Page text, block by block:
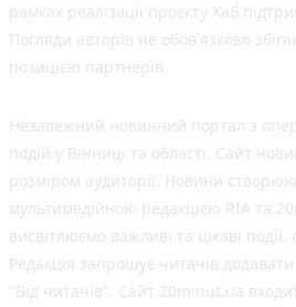
рамках реалізації проєкту Хаб
Погляди авторів не обов'язково
позицією партнерів
Незалежний новинний портал з
подій у Вінниці та області. Сайт
розміром аудиторії. Новини
мультимедійною редакцією RIA та
висвітлюємо важливі та цікаві
Редакція запрошує читачів
"Від читачів". Сайт 20minut.ua